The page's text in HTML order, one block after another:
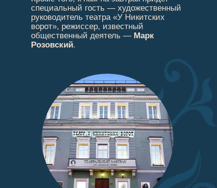
специальный гость — художественный
руководитель театра «У Никитских
ворот», режиссер, известный
общественный деятель — Марк
Розовский.